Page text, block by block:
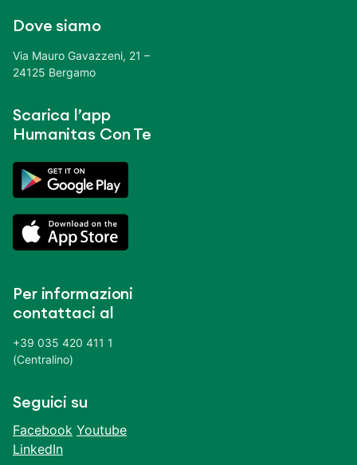
Dove siamo
Via Mauro Gavazzeni, 21 –
24125 Bergamo
Scarica l’app
Humanitas Con Te
Per informazioni
contattaci al
+39 035 420 411 1
(Centralino)
Seguici su
Facebook Youtube
LinkedIn